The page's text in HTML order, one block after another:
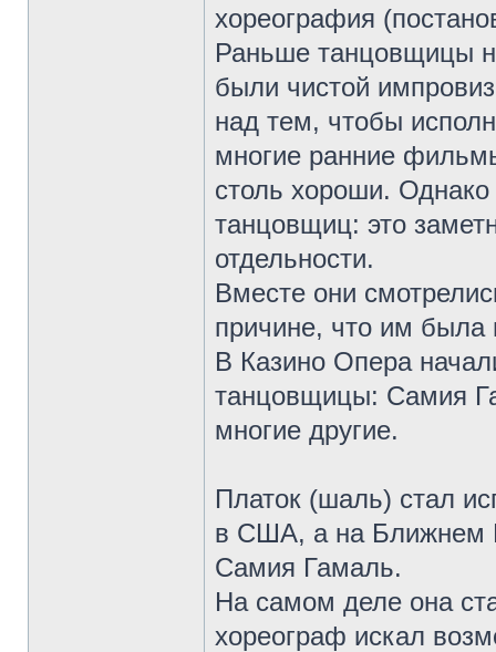
хореография
Раньше танцовщицы
были чистой
над тем, чтобы
многие ранние
столь хороши.
танцовщиц: это
отдельности.
Вместе они
причине, что им была
В Казино Опера
танцовщицы: Самия
многие другие.
Платок (шаль) стал
в США, а на Ближнем
Самия Гамаль.
На самом деле она
хореограф искал